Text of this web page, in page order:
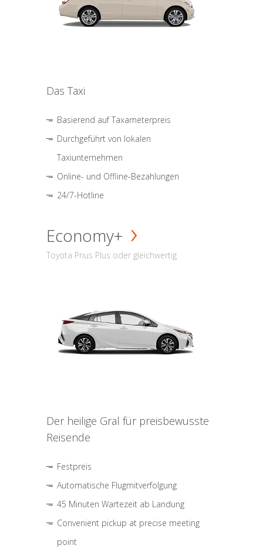
Das Taxi
Basierend auf Taxameterpreis
Durchgeführt von lokalen
Taxiunternehmen
Online- und Offline-Bezahlungen
24/7-Hotline
Economy+
Toyota Prius Plus oder gleichwertig
Der heilige Gral für preisbewusste
Reisende
Festpreis
Automatische Flugmitverfolgung
45 Minuten Wartezeit ab Landung
Convenient pickup at precise meeting
point